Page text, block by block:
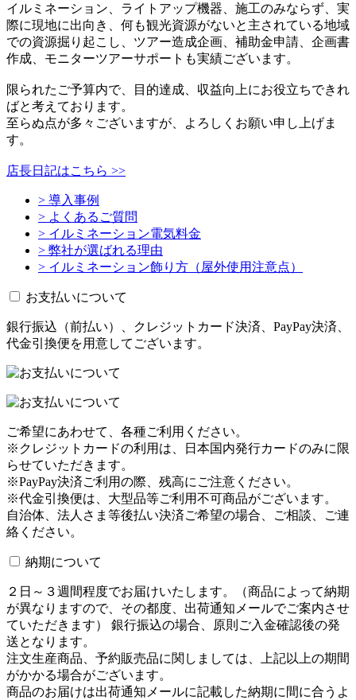
イルミネーション、ライトアップ機器、施工のみならず、実
際に現地に出向き、何も観光資源がないと主されている地域
での資源掘り起こし、ツアー造成企画、補助金申請、企画書
作成、モニターツアーサポートも実績ございます。
限られたご予算内で、目的達成、収益向上にお役立ちできれ
ばと考えております。
至らぬ点が多々ございますが、よろしくお願い申し上げま
す。
店長日記はこちら >>
> 導入事例
> よくあるご質問
> イルミネーション電気料金
> 弊社が選ばれる理由
> イルミネーション飾り方（屋外使用注意点）
お支払いについて
銀行振込（前払い）、クレジットカード決済、PayPay決済、
代金引換便を用意してございます。
ご希望にあわせて、各種ご利用ください。
※クレジットカードの利用は、日本国内発行カードのみに限
らせていただきます。
※PayPay決済ご利用の際、残高にご注意ください。
※代金引換便は、大型品等ご利用不可商品がございます。
自治体、法人さま等後払い決済ご希望の場合、ご相談、ご連
絡ください。
納期について
２日～３週間程度でお届けいたします。（商品によって納期
が異なりますので、その都度、出荷通知メールでご案内させ
ていただきます） 銀行振込の場合、原則ご入金確認後の発
送となります。
注文生産商品、予約販売品に関しましては、上記以上の期間
がかかる場合がございます。
商品のお届けは出荷通知メールに記載した納期に間に合うよ